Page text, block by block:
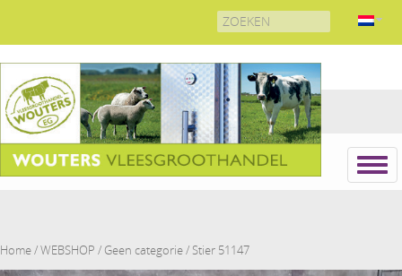
Search
for:
Home/WEBSHOP / Geen categorie/ Stier 51147